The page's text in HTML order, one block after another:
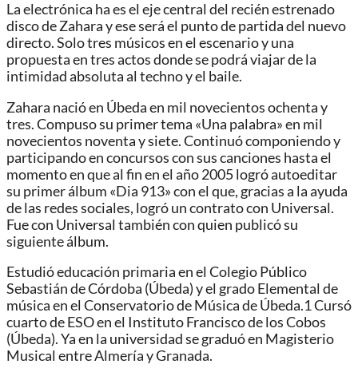
La electrónica ha es el eje central del recién estrenado
disco de Zahara y ese será el punto de partida del nuevo
directo. Solo tres músicos en el escenario y una
propuesta en tres actos donde se podrá viajar de la
intimidad absoluta al techno y el baile.
Zahara nació en Úbeda en mil novecientos ochenta y
tres. Compuso su primer tema «Una palabra» en mil
novecientos noventa y siete. Continuó componiendo y
participando en concursos con sus canciones hasta el
momento en que al fin en el año 2005 logró autoeditar
su primer álbum «Dia 913» con el que, gracias a la ayuda
de las redes sociales, logró un contrato con Universal.
Fue con Universal también con quien publicó su
siguiente álbum.
Estudió educación primaria en el Colegio Público
Sebastián de Córdoba (Úbeda) y el grado Elemental de
música en el Conservatorio de Música de Úbeda.1​ Cursó
cuarto de ESO en el Instituto Francisco de los Cobos
(Úbeda).​ Ya en la universidad se graduó en Magisterio
Musical entre Almería y Granada.